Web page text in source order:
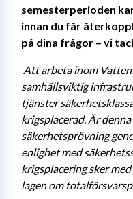
semesterperioden
innan du får
på dina frågor – vi
Att arbeta inom
samhällsviktig
tjänster
krigsplacerad. Är
säkerhetsprövning
enlighet med
krigsplacering sker
lagen om